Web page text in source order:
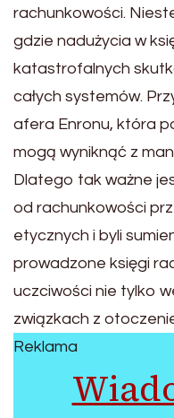
rachunkowości.
gdzie nadużycia w
katastrofalnych
całych systemów.
afera Enronu, która
mogą wyniknąć z
Dlatego tak ważne
od rachunkowości
etycznych i byli
prowadzone księgi
uczciwości nie tylko
związkach z
Reklama